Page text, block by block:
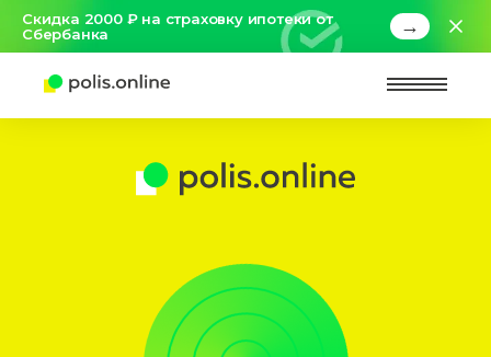
Скидка 2000 ₽ на страховку ипотеки от
Сбербанка
→